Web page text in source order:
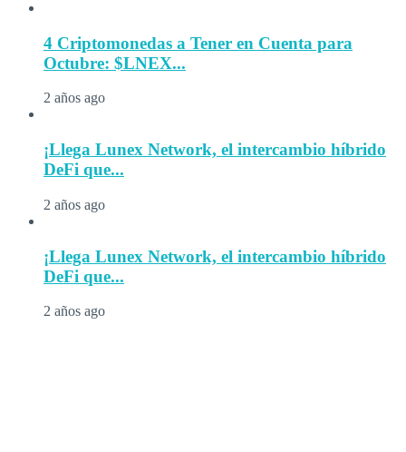
4 Criptomonedas a Tener en Cuenta para
Octubre: $LNEX...
2 años ago
¡Llega Lunex Network, el intercambio híbrido
DeFi que...
2 años ago
¡Llega Lunex Network, el intercambio híbrido
DeFi que...
2 años ago